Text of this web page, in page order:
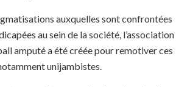
auxquelles sont confrontées
au sein de la société, l’association
amputé a été créée pour remotiver ces
unijambistes.